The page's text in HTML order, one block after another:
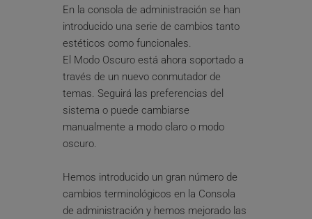
En la consola de administración se han
introducido una serie de cambios tanto
estéticos como funcionales.
El Modo Oscuro está ahora soportado a
través de un nuevo conmutador de
temas. Seguirá las preferencias del
sistema o puede cambiarse
manualmente a modo claro o modo
oscuro.
Hemos introducido un gran número de
cambios terminológicos en la Consola
de administración y hemos mejorado las